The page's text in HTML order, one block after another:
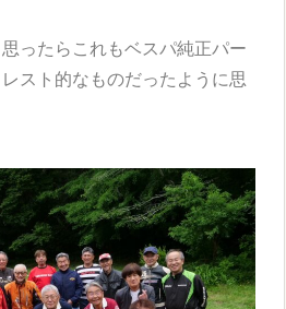
ったらこれもベスパ純正パー
スト的なものだったように思